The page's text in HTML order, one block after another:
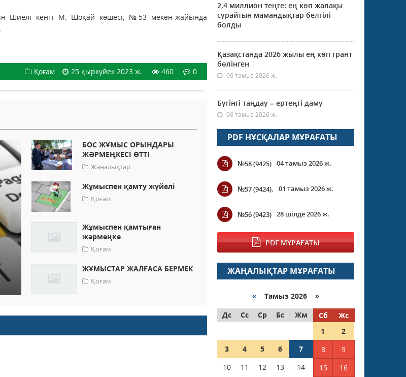
Шиелі кенті М. Шоқай көшесі, №53 мекен-жайында
Қоғам
25 қыркүйек 2023 ж. 460 0
БОС ЖҰМЫС ОРЫНДАРЫ
ЖӘРМЕҢКЕСІ ӨТТІ
Жаңалықтар
Жұмыспен қамту жүйелі
Қоғам
Жұмыспен қамтыған
жәрмеңке
Қоғам
ЖҰМЫСТАР ЖАЛҒАСА БЕРМЕК
Қоғам
2,4 миллион теңге: ең көп жалақы
сұрайтын мамандықтар белгілі
болды
Қазақстанда 2026 жылы ең көп грант
бөлінген
06 тамыз 2026 ж.
Бүгінгі таңдау – ертеңгі даму
06 тамыз 2026 ж.
PDF НҰСҚАЛАР МҰРАҒАТЫ
№58 (9425) 04 тамыз 2026 ж.
№57 (9424). 01 тамыз 2026 ж.
№56 (9423) 28 шілде 2026 ж.
PDF МҰРАҒАТЫ
ЖАҢАЛЫҚТАР МҰРАҒАТЫ
« Тамыз 2026 »
Дс
Сс Ср Бс Жм Сб
Жс
1
2
3
4 5 6 7 8
9
10
11 12 13 14 15 16